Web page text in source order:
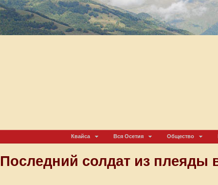
Квайса Вся Осетия Общество
Последний солдат из плеяды